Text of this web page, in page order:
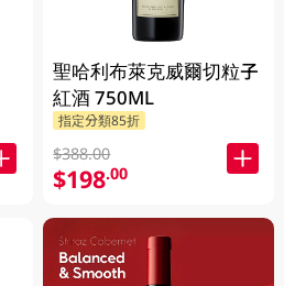
聖哈利布萊克威爾切粒子
紅酒 750ML
指定分類85折
$388.00
$198.00